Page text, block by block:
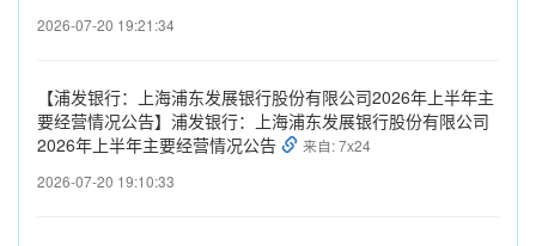
2026-07-20 19:21:34
【浦发银行：上海浦东发展银行股份有限公司2026年上半年主
要经营情况公告】浦发银行：上海浦东发展银行股份有限公司
2026年上半年主要经营情况公告
来自: 7x24
2026-07-20 19:10:33